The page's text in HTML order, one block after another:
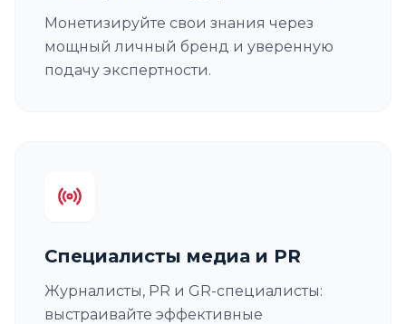
Монетизируйте свои знания через
мощный личный бренд и уверенную
подачу экспертности.
Специалисты медиа и PR
Журналисты, PR и GR-специалисты:
выстраивайте эффективные